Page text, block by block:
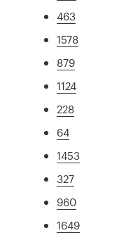
463
1578
879
1124
228
64
1453
327
960
1649